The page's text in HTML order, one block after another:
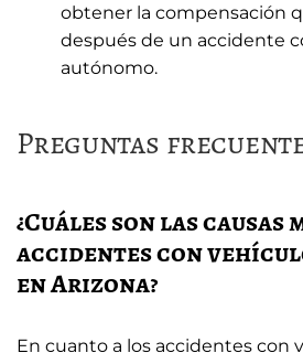
obtener la compensación
después de un accidente
autónomo.
Preguntas
¿Cuáles son las causas
accidentes con
en Arizona?
En cuanto a los accidentes con